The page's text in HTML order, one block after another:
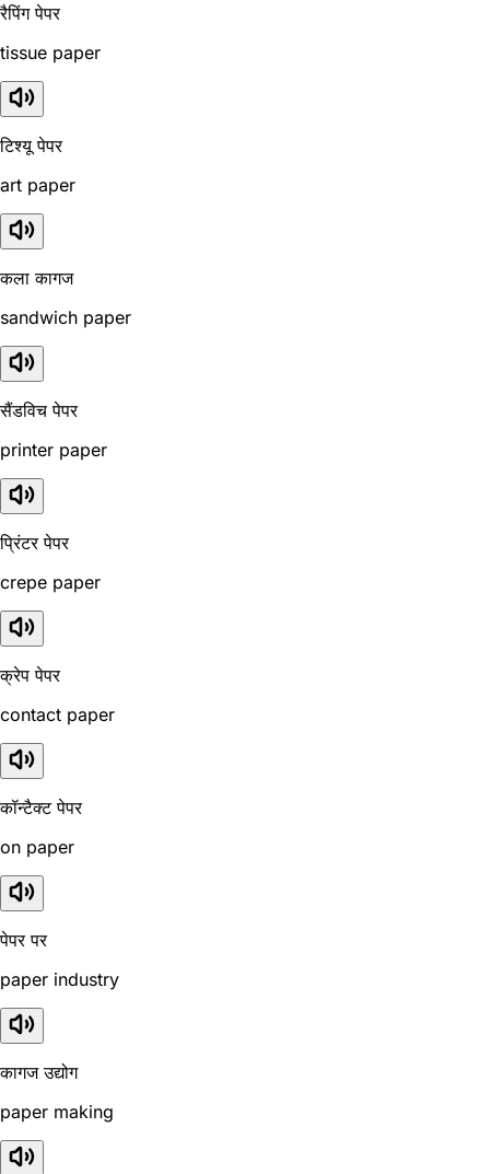
रैपिंग पेपर
tissue paper
टिश्यू पेपर
art paper
कला कागज
sandwich paper
सैंडविच पेपर
printer paper
प्रिंटर पेपर
crepe paper
क्रेप पेपर
contact paper
कॉन्टैक्ट पेपर
on paper
पेपर पर
paper industry
कागज उद्योग
paper making